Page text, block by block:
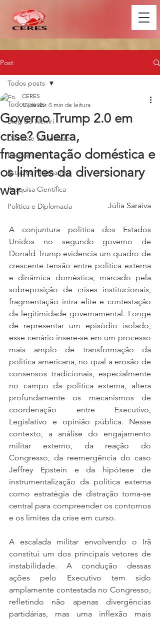
Post
Todos posts
Blog do Nemri
Direito e Sociedade
Economia
Estudos Alternativos
Pesquisa Científica
Política e Diplomacia
Todos posts
Governo Trump 2.0 em
crise? Guerra,
fragmentação doméstica e
os limites da diversionary
war
CERES
15 de abr. 5 min de leitura
Júlia Saraiva
A conjuntura política dos Estados
Unidos no segundo governo de
Donald Trump evidencia um quadro de
crescente tensão entre política externa
e dinâmica doméstica, marcado pela
sobreposição de crises institucionais,
fragmentação intra elite e contestação
da legitimidade governamental. Longe
de representar um episódio isolado,
esse cenário insere-se em um processo
mais amplo de transformação da
política americana, no qual a erosão de
consensos tradicionais, especialmente
no campo da política externa, altera
profundamente os mecanismos de
coordenação entre Executivo,
Legislativo e opinião pública. Nesse
contexto, a análise do engajamento
militar externo, da reação do
Congresso, da reemergência do caso
Jeffrey Epstein e da hipótese de
instrumentalização da política externa
como estratégia de distração torna-se
central para compreender os contornos
e os limites da crise em curso.
A escalada militar envolvendo o Irã
constitui um dos principais vetores de
instabilidade. A condução dessas
ações pelo Executivo tem sido
amplamente contestada no Congresso,
refletindo não apenas divergências
partidárias, mas uma inflexão mais